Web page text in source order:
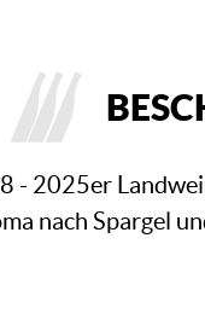
- 2025er
nach Spargel